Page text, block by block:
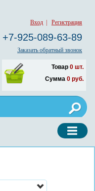
Вход Регистрация
+7-925-089-63-89
Заказать обратный звонок
Товар 0 шт.
Сумма 0 руб.